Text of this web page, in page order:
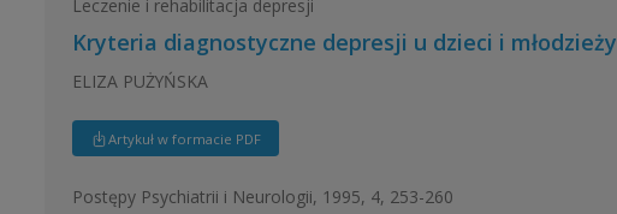
Leczenie i rehabilitacja depresji
Kryteria diagnostyczne depresji u dzieci i młodzieży
ELIZA PUŻYŃSKA
Artykuł w formacie PDF
Postępy Psychiatrii i Neurologii, 1995, 4, 253-260